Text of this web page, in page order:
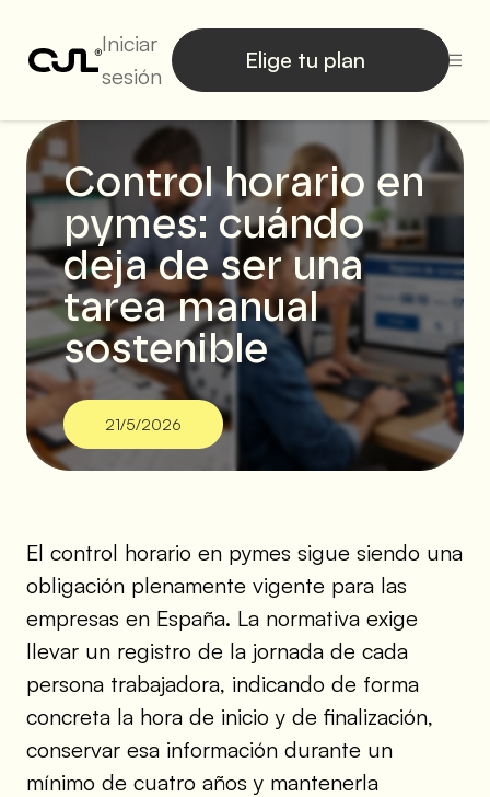
Iniciar
sesión
Elige tu plan
Control horario en
pymes: cuándo
deja de ser una
tarea manual
sostenible
21/5/2026
El control horario en pymes sigue siendo una
obligación plenamente vigente para las
empresas en España. La normativa exige
llevar un registro de la jornada de cada
persona trabajadora, indicando de forma
concreta la hora de inicio y de finalización,
conservar esa información durante un
mínimo de cuatro años y mantenerla